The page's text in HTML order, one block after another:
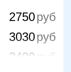
2750
3030
2400